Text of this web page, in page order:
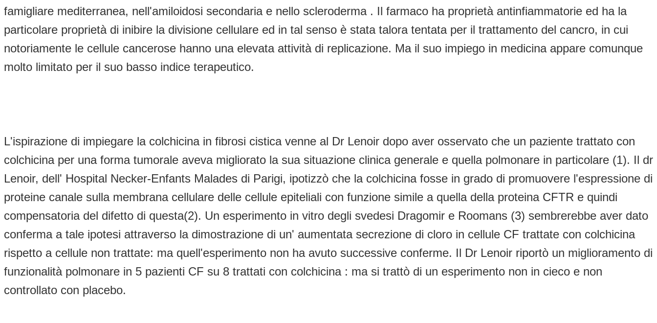
famigliare mediterranea, nell'amiloidosi secondaria e nello scleroderma . Il farmaco ha proprietà antinfiammatorie ed ha la
particolare proprietà di inibire la divisione cellulare ed in tal senso è stata talora tentata per il trattamento del cancro, in cui
notoriamente le cellule cancerose hanno una elevata attività di replicazione. Ma il suo impiego in medicina appare comunque
molto limitato per il suo basso indice terapeutico.
L'ispirazione di impiegare la colchicina in fibrosi cistica venne al Dr Lenoir dopo aver osservato che un paziente trattato con
colchicina per una forma tumorale aveva migliorato la sua situazione clinica generale e quella polmonare in particolare (1). Il dr
Lenoir, dell' Hospital Necker-Enfants Malades di Parigi, ipotizzò che la colchicina fosse in grado di promuovere l'espressione di
proteine canale sulla membrana cellulare delle cellule epiteliali con funzione simile a quella della proteina CFTR e quindi
compensatoria del difetto di questa(2). Un esperimento in vitro degli svedesi Dragomir e Roomans (3) sembrerebbe aver dato
conferma a tale ipotesi attraverso la dimostrazione di un' aumentata secrezione di cloro in cellule CF trattate con colchicina
rispetto a cellule non trattate: ma quell'esperimento non ha avuto successive conferme. Il Dr Lenoir riportò un miglioramento di
funzionalità polmonare in 5 pazienti CF su 8 trattati con colchicina : ma si trattò di un esperimento non in cieco e non
controllato con placebo.